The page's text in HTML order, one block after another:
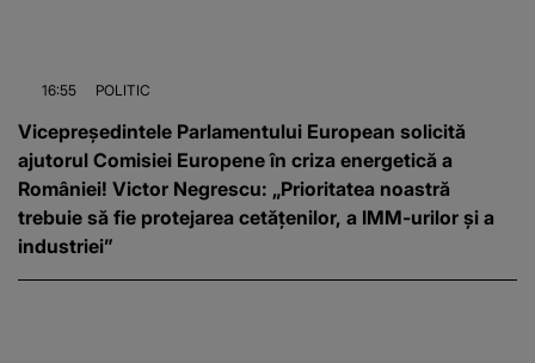
16:55 POLITIC
Vicepreședintele Parlamentului European solicită
ajutorul Comisiei Europene în criza energetică a
României! Victor Negrescu: „Prioritatea noastră
trebuie să fie protejarea cetățenilor, a IMM-urilor și a
industriei”